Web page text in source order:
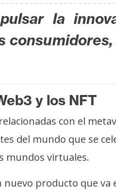
la
y los NFT
con el
del mundo que se
mundos virtuales.
producto que va